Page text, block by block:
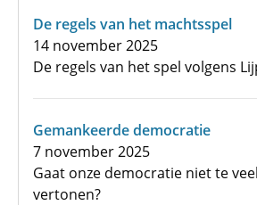
De regels van het machtsspel
14 november 2025
De regels van het spel volgens
Gemankeerde democratie
7 november 2025
Gaat onze democratie niet te
vertonen?